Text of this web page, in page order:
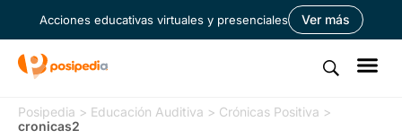
Acciones educativas virtuales y presenciales Ver más
Posipedia > Educación Auditiva > Crónicas Positiva >
cronicas2